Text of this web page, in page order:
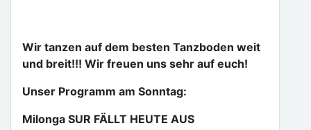
Wir tanzen auf dem besten Tanzboden weit
und breit!!! Wir freuen uns sehr auf euch!
Unser Programm am Sonntag:
Milonga SUR FÄLLT HEUTE AUS